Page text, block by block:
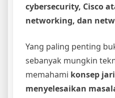
cybersecurity, Cisco
networking, dan
Yang paling penting
sebanyak mungkin
memahami konsep
menyelesaikan